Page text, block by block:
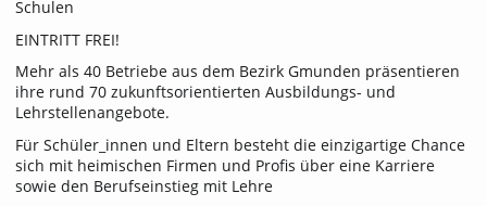
Schulen
EINTRITT FREI!
Mehr als 40 Betriebe aus dem Bezirk Gmunden präsentieren
ihre rund 70 zukunftsorientierten Ausbildungs- und
Lehrstellenangebote.
Für Schüler_innen und Eltern besteht die einzigartige Chance
sich mit heimischen Firmen und Profis über eine Karriere
sowie den Berufseinstieg mit Lehre